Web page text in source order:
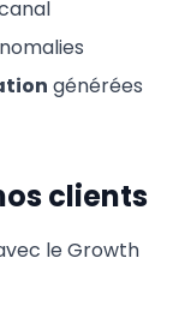
générées
clients
le Growth